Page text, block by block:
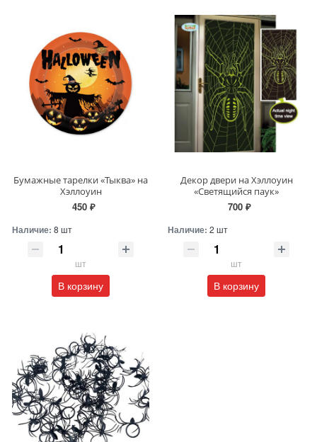
Бумажные тарелки «Тыква» на
Хэллоуин
450 ₽
Наличие: 8 шт
шт
В корзину
Декор двери на Хэллоуин
«Светящийся паук»
700 ₽
Наличие: 2 шт
шт
В корзину